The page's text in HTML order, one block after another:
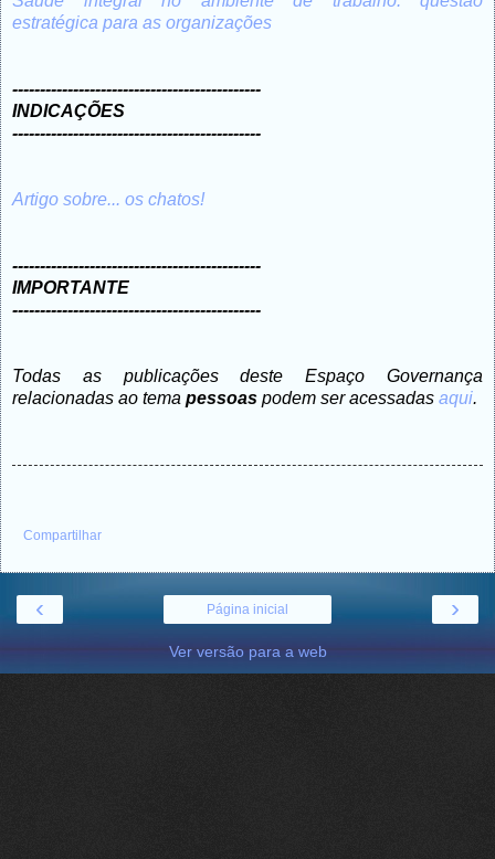
estratégica para as organizações
---------------------------------------------
INDICAÇÕES
---------------------------------------------
Artigo sobre... os chatos!
---------------------------------------------
IMPORTANTE
---------------------------------------------
Todas as publicações deste Espaço Governança
relacionadas ao tema pessoas podem ser acessadas aqui.
Compartilhar
‹ ›
Página inicial
Ver versão para a web